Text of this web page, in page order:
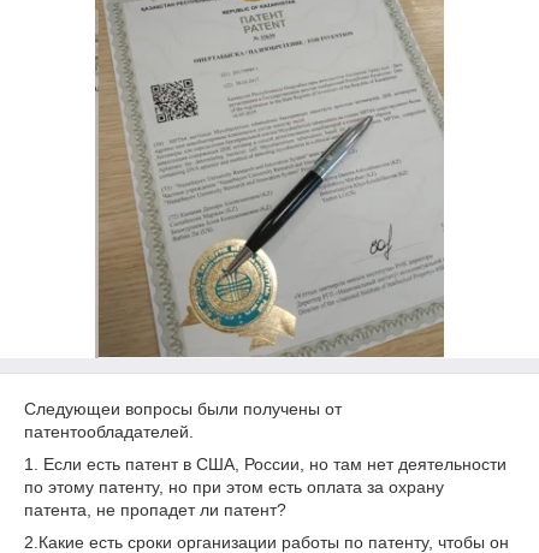
Следующеи вопросы были получены от
патентообладателей.
1. Если есть патент в США, России, но там нет деятельности
по этому патенту, но при этом есть оплата за охрану
патента, не пропадет ли патент?
2.Какие есть сроки организации работы по патенту, чтобы он